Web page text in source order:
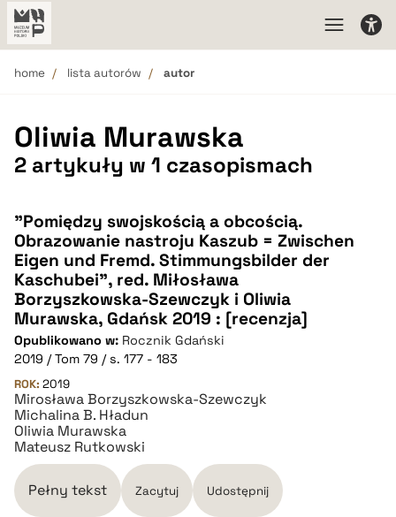
home lista autorów autor
Oliwia Murawska
2 artykuły w 1 czasopismach
"Pomiędzy swojskością a obcością.
Obrazowanie nastroju Kaszub = Zwischen
Eigen und Fremd. Stimmungsbilder der
Kaschubei", red. Miłosława
Borzyszkowska-Szewczyk i Oliwia
Murawska, Gdańsk 2019 : [recenzja]
Opublikowano w: Rocznik Gdański
2019 / Tom 79 / s. 177 - 183
ROK: 2019
Mirosława Borzyszkowska-Szewczyk
Michalina B. Hładun
Oliwia Murawska
Mateusz Rutkowski
Pełny tekst Zacytuj Udostępnij